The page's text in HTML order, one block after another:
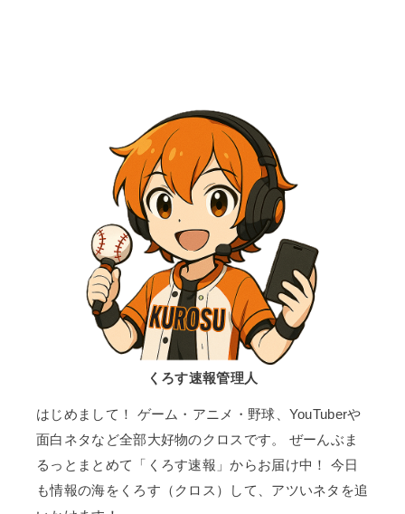
くろす速報管理人
はじめまして！ ゲーム・アニメ・野球、YouTuberや
面白ネタなど全部大好物のクロスです。 ぜーんぶま
るっとまとめて「くろす速報」からお届け中！ 今日
も情報の海をくろす（クロス）して、アツいネタを追